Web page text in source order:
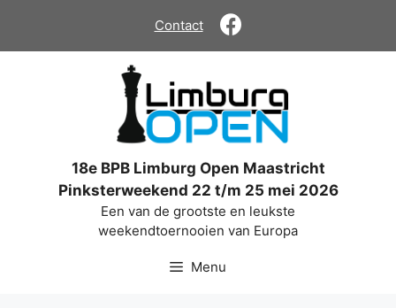
de
Contact
18e BPB Limburg Open Maastricht
Pinksterweekend 22 t/m 25 mei 2026
Een van de grootste en leukste
weekendtoernooien van Europa
Menu